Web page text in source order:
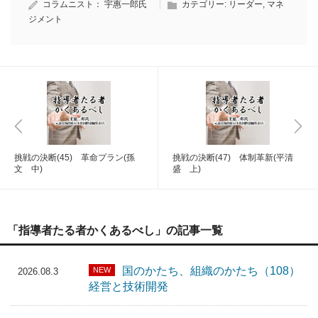
コラムニスト： 宇惠一郎氏 カテゴリー: リーダー, マネ
ジメント
挑戦の決断(45) 革命プラン(孫
文 中)
挑戦の決断(47) 体制革新(平清
盛 上)
「指導者たる者かくあるべし」の記事一覧
2026.08.3 NEW
国のかたち、組織のかたち（108）
経営と技術開発